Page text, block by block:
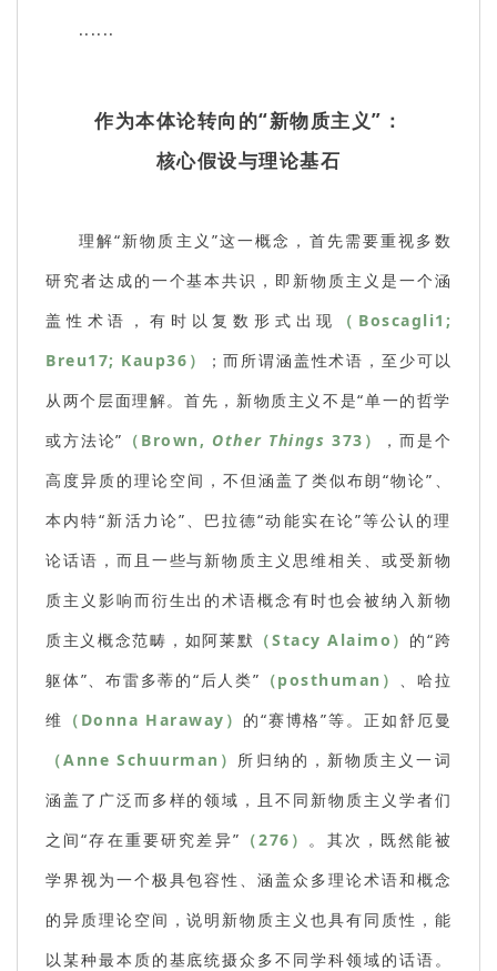
......
作为本体论转向的“新物质主义”：
核心假设与理论基石
理解“新物质主义”这一概念，首先需要重视多数
研究者达成的一个基本共识，即新物质主义是一个涵
盖性术语，有时以复数形式出现
（Boscagli1;
Breu17; Kaup36）
；而所谓涵盖性术语，至少可以
从两个层面理解。首先，新物质主义不是“单一的哲学
或方法论” （Brown, Other Things 373）
，而是个
高度异质的理论空间，不但涵盖了类似布朗“物论”、
本内特“新活力论”、巴拉德“动能实在论”等公认的理
论话语，而且一些与新物质主义思维相关、或受新物
质主义影响而衍生出的术语概念有时也会被纳入新物
质主义概念范畴，如阿莱默 （Stacy Alaimo） 的“跨
躯体”、布雷多蒂的“后人类” （posthuman） 、哈拉
维 （Donna Haraway） 的“赛博格”等。正如舒厄曼
（Anne Schuurman） 所归纳的，新物质主义一词
涵盖了广泛而多样的领域，且不同新物质主义学者们
之间“存在重要研究差异” （276） 。其次，既然能被
学界视为一个极具包容性、涵盖众多理论术语和概念
的异质理论空间，说明新物质主义也具有同质性，能
以某种最本质的基底统摄众多不同学科领域的话语。